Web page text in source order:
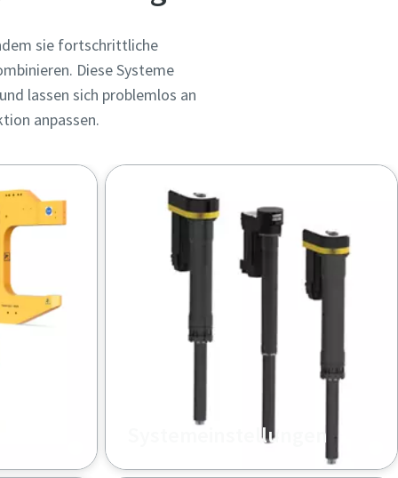
sie fortschrittliche
Diese Systeme
lassen sich problemlos an
anpassen.
C-
Systemeinstellungen
Fortschrittliche Henrob-
in
in